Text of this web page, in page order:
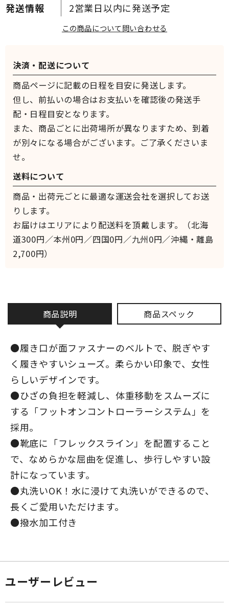
2営業日以内に発送予定
この商品について問い合わせる
商品説明 商品スペック
●履き口が面ファスナーのベルトで、脱ぎやす
く履きやすいシューズ。柔らかい印象で、女性
らしいデザインです。
●ひざの負担を軽減し、体重移動をスムーズに
する「フットオンコントローラーシステム」を
採用。
●靴底に「フレックスライン」を配置すること
で、なめらかな屈曲を促進し、歩行しやすい設
計になっています。
●丸洗いOK！水に浸けて丸洗いができるので、
長くご愛用いただけます。
●撥水加工付き
決済・配送について
商品ページに記載の日程を目安に発送します。
但し、前払いの場合はお支払いを確認後の発送手
配・日程目安となります。
また、商品ごとに出荷場所が異なりますため、到着
が別々になる場合がございます。ご了承くださいま
せ。
送料について
商品・出荷元ごとに最適な運送会社を選択してお送
りします。
お届けはエリアにより配送料を頂戴します。（北海
道300円／本州0円／四国0円／九州0円／沖縄・離島
2,700円）
ユーザーレビュー